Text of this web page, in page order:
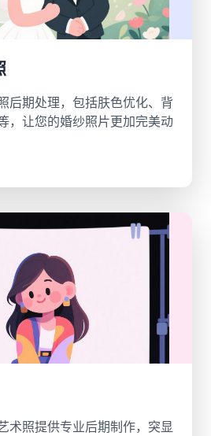
后期处理，包括肤色优化、背
，让您的婚纱照片更加完美动
术照提供专业后期制作，突显